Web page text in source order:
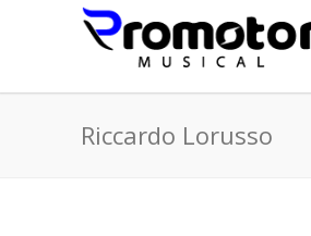
Riccardo Lorusso